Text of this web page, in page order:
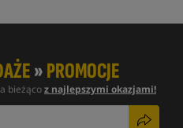
»PROMOCJE
bieżącoz najlepszymi okazjami!